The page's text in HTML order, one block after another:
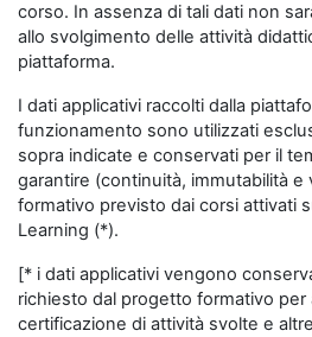
corso. In assenza di tali dati non
allo svolgimento delle attività
piattaforma.
I dati applicativi raccolti dalla
funzionamento sono utilizzati
sopra indicate e conservati per il
garantire (continuità, immutabilità e
formativo previsto dai corsi attivati
Learning (*).
[* i dati applicativi vengono
richiesto dal progetto formativo per
certificazione di attività svolte e